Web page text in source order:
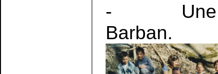
- Une
Barban.